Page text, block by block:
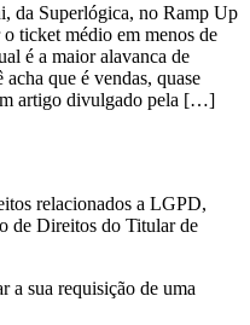
da Superlógica, no Ramp Up
ticket médio em menos de
é a maior alavanca de
que é vendas, quase
artigo divulgado pela […]
relacionados a LGPD,
de Direitos do Titular de
a sua requisição de uma